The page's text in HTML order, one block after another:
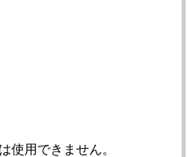
使用できません。